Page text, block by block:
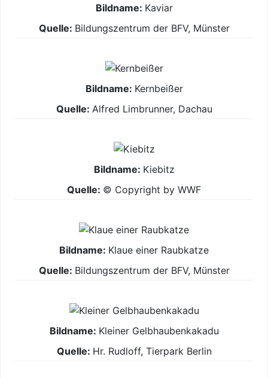
Kaviar
Bildungszentrum der BFV, Münster
Kernbeißer
Alfred Limbrunner, Dachau
Kiebitz
© Copyright by WWF
Klaue einer Raubkatze
Bildungszentrum der BFV, Münster
Kleiner Gelbhaubenkakadu
Hr. Rudloff, Tierpark Berlin